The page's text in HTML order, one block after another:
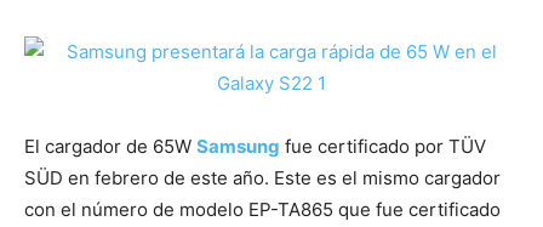
El cargador de 65W Samsung fue certificado por TÜV
SÜD en febrero de este año. Este es el mismo cargador
con el número de modelo EP-TA865 que fue certificado